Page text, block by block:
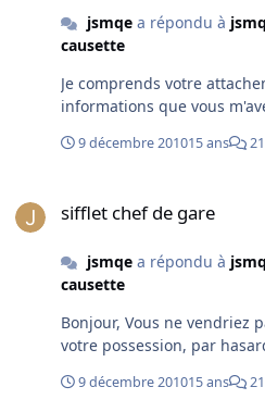
jsmqea répondu à
causette
Je comprends votre
informations que vous
9 décembre 201015 ans
sifflet chef de gare
jsmqea répondu à
causette
Bonjour, Vous ne vendriez pas celui que vous avez en
votre possession, par
9 décembre 201015 ans